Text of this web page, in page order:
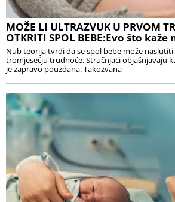
MOŽE LI ULTRAZVUK U PRVOM
OTKRITI SPOL BEBE:Evo što
Nub teorija tvrdi da se spol bebe može
tromjesečju trudnoće. Stručnjaci objašnjavaju
je zapravo pouzdana. Takozvana